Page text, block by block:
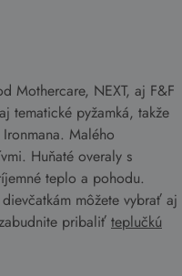
Mothercare, NEXT, aj F&F
tematické pyžamká, takže
Malého
Huňaté overaly s
teplo a pohodu.
môžete vybrať aj
pribaliť teplučkú